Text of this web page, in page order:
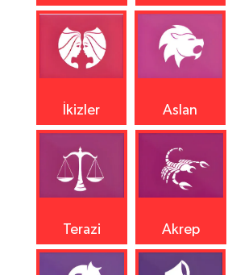
İkizler Aslan
Terazi Akrep